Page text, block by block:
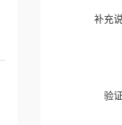
补充
验